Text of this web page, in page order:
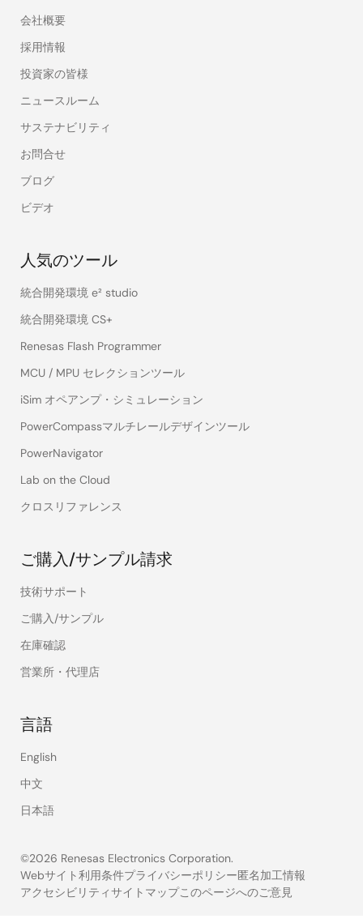
会社概要
採用情報
投資家の皆様
ニュースルーム
サステナビリティ
お問合せ
ブログ
ビデオ
人気のツール
統合開発環境 e² studio
統合開発環境 CS+
Renesas Flash Programmer
MCU / MPU セレクションツール
iSim オペアンプ・シミュレーション
PowerCompassマルチレールデザインツール
PowerNavigator
Lab on the Cloud
クロスリファレンス
ご購入/サンプル請求
技術サポート
ご購入/サンプル
在庫確認
営業所・代理店
言語
English
中文
日本語
©2026 Renesas Electronics Corporation.
Legal
Webサイト利用条件プライバシーポリシー匿名加工情報
アクセシビリティサイトマップこのページへのご意見